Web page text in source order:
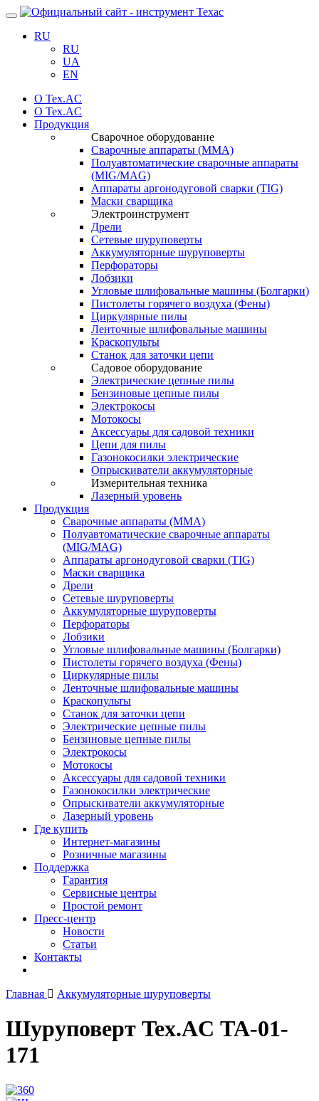
Навигация
RU
RU
UA
EN
О Tex.AC
О Tex.AC
Продукция
Сварочное оборудование
Сварочные аппараты (ММА)
Полуавтоматические сварочные аппараты
(MIG/MAG)
Аппараты аргонодуговой сварки (TIG)
Маски сварщика
Электроинструмент
Дрели
Сетевые шуруповерты
Аккумуляторные шуруповерты
Перфораторы
Лобзики
Угловые шлифовальные машины (Болгарки)
Пистолеты горячего воздуха (Фены)
Циркулярные пилы
Ленточные шлифовальные машины
Краскопульты
Станок для заточки цепи
Садовое оборудование
Электрические цепные пилы
Бензиновые цепные пилы
Электрокосы
Мотокосы
Аксессуары для садовой техники
Цепи для пилы
Газонокосилки электрические
Опрыскиватели аккумуляторные
Измерительная техника
Лазерный уровень
Продукция
Сварочные аппараты (ММА)
Полуавтоматические сварочные аппараты
(MIG/MAG)
Аппараты аргонодуговой сварки (TIG)
Маски сварщика
Дрели
Сетевые шуруповерты
Аккумуляторные шуруповерты
Перфораторы
Лобзики
Угловые шлифовальные машины (Болгарки)
Пистолеты горячего воздуха (Фены)
Циркулярные пилы
Ленточные шлифовальные машины
Краскопульты
Станок для заточки цепи
Электрические цепные пилы
Бензиновые цепные пилы
Электрокосы
Мотокосы
Аксессуары для садовой техники
Газонокосилки электрические
Опрыскиватели аккумуляторные
Лазерный уровень
Где купить
Интернет-магазины
Розничные магазины
Поддержка
Гарантия
Сервисные центры
Простой ремонт
Пресс-центр
Новости
Статьи
Контакты
Главная Аккумуляторные шуруповерты
Шуруповерт Tex.AC ТА-01-
171